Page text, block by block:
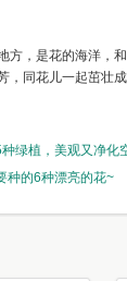
方，是花的海洋，
，同花儿一起茁壮成
绿植，美观又净化
种的6种漂亮的花~